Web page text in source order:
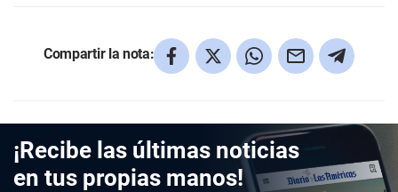
Compartir la nota:
¡Recibe las últimas noticias
en tus propias manos!